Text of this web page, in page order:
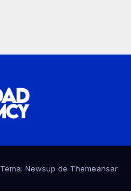
Tema: Newsup de Themeansar